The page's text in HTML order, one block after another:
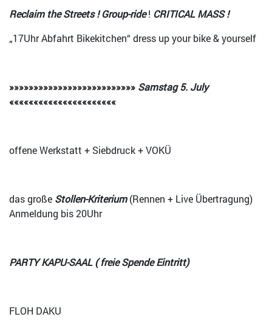
Reclaim the Streets ! Group-ride! CRITICAL MASS !
„17Uhr Abfahrt Bikekitchen“ dress up your bike & yourself
»»»»»»»»»»»»»»»»»»»»»»»»»» Samstag5. July
««««««««««««««««««««««
offene Werkstatt + Siebdruck + VOKÜ
das große Stollen-Kriterium(Rennen + Live Übertragung)
Anmeldung bis 20Uhr
PARTY KAPU-SAAL ( freie Spende Eintritt)
FLOH DAKU